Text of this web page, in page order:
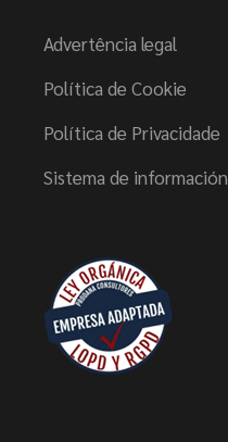
Advertência legal
Política de Cookie
Política de Privacidade
Sistema de información